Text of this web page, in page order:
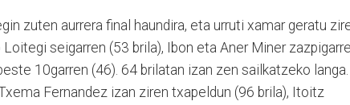
zuten aurrera final haundira, eta urruti xamar geratu
seigarren (53 brila), Ibon eta Aner Miner
10garren (46). 64 brilatan izan zen sailkatzeko langa.
Fernandez izan ziren txapeldun (96 brila), Itoitz